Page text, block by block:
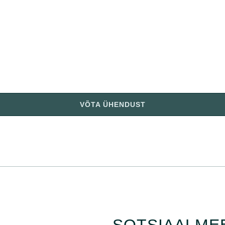
VÕTA ÜHENDUST